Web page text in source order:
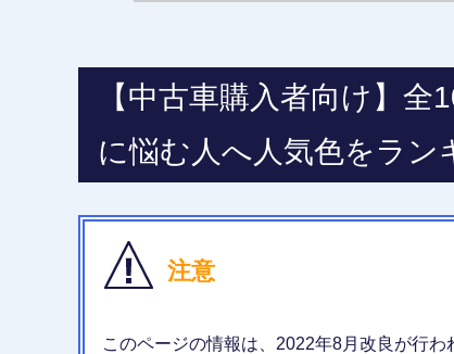
【中古車購入者向け】
に悩む人へ人気色をラン
注意
このページの情報は、2022年8月改良が行わ